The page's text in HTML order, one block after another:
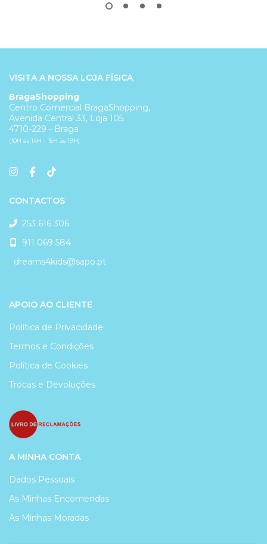
VISITA A NOSSA LOJA FÍSICA
BragaShopping
Centro Comercial BragaShopping,
Avenida Central 33, Loja 105
4710-229 - Braga
(10H às 14H - 15H às 19H)
CONTACTOS
253 616 306
911 069 584
dreams4kids@sapo.pt
APOIO AO CLIENTE
Política de Privacidade
Termos e Condições
Política de Cookies
Trocas e Devoluções
A MINHA CONTA
Dados Pessoais
As Minhas Encomendas
As Minhas Moradas